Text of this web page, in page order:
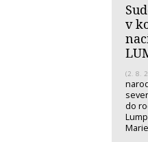
v
(2. 8.
do